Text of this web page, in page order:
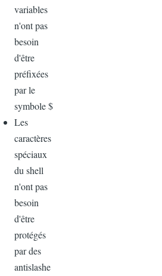
variables
n'ont pas
besoin
d'être
préfixées
par le
symbole $
Les
caractères
spéciaux
du shell
n'ont pas
besoin
d'être
protégés
par des
antislashe